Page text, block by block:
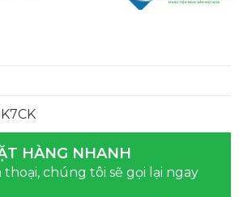
HÀNG NHANH
thoại, chúng tôi sẽ gọi lại ngay